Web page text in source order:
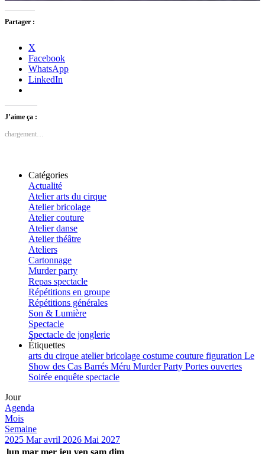
Partager :
X
Facebook
WhatsApp
LinkedIn
J’aime ça :
chargement…
Catégories
Actualité
Atelier arts du cirque
Atelier bricolage
Atelier couture
Atelier danse
Atelier théâtre
Ateliers
Cartonnage
Murder party
Repas spectacle
Répétitions en groupe
Répétitions générales
Son & Lumière
Spectacle
Spectacle de jonglerie
Étiquettes
arts du cirque atelierbricolage costume couture figuration Le
Show des Cas Barrés Méru Murder Party Portes ouvertes
Soirée enquête spectacle
Jour
Agenda
Mois
Semaine
2025 Maravril 2026 Mai 2027